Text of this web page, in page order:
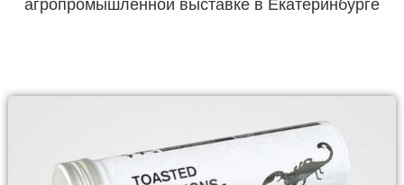
агропромышленной выставке в Екатеринбурге